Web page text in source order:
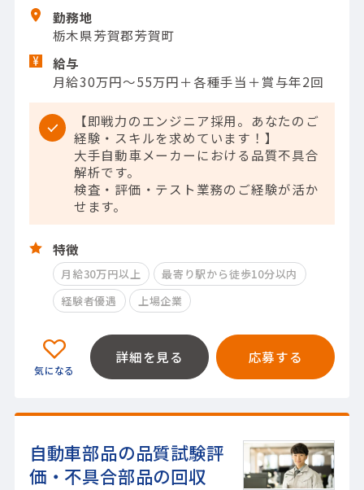
勤務地
栃木県芳賀郡芳賀町
給与
月給30万円～55万円＋各種手当＋賞与年2回
【即戦力のエンジニア採用。あなたのご
経験・スキルを求めています！】
大手自動車メーカーにおける品質不具合
解析です。
検査・評価・テスト業務のご経験が活か
せます。
特徴
月給30万円以上
最寄り駅から徒歩10分以内
経験者優遇
上場企業
詳細を見る 応募する
自動車部品の品質試験評
価・不具合部品の回収